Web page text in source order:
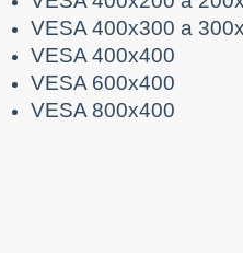
VESA 400x300 a
VESA 400x400
VESA 600x400
VESA 800x400